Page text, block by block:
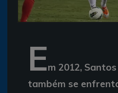
Em 2012,
também se